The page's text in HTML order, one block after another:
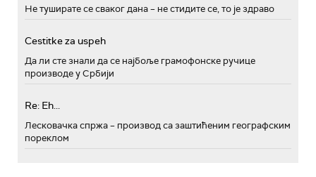
Не туширате се сваког дана – не стидите се, то је здраво
Cestitke za uspeh
Да ли сте знали да се најбоље грамофонске ручице
производе у Србији
Re: Eh...
Лесковачка спржа – производ са заштићеним географским
пореклом